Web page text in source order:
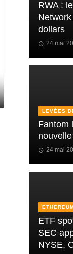
RWA :
dollars
24 mai
LEVÉES
Fantom
24 mai
ETF
SEC
NYSE,